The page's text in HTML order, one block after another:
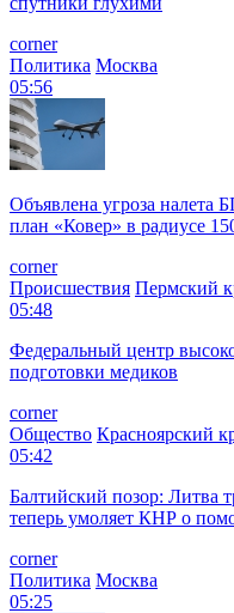
corner
Политика Москва
05:56
Объявлена угроза налета
план «Ковер» в радиусе
corner
Происшествия Пермский
05:48
Федеральный центр
подготовки медиков
corner
Общество Красноярский
05:42
Балтийский позор: Литва
теперь умоляет КНР о
corner
Политика Москва
05:25